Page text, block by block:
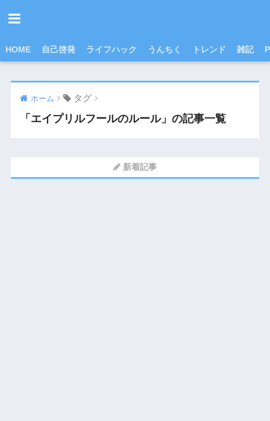
HOME 自己啓発 ライフハック うんちく トレンド 雑記
ホーム タグ
「エイプリルフールのルール」の記事一覧
新着記事